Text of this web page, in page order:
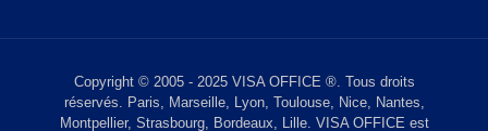
Copyright © 2005 - 2025 VISA OFFICE ®. Tous droits
réservés. Paris, Marseille, Lyon, Toulouse, Nice, Nantes,
Montpellier, Strasbourg, Bordeaux, Lille. VISA OFFICE est